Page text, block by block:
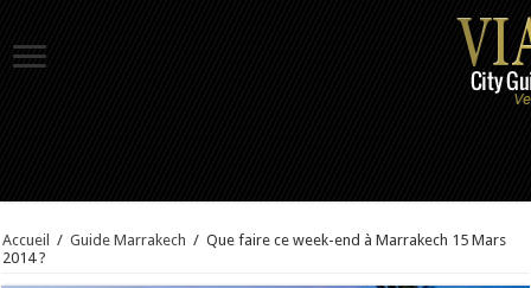
Accueil / Guide Marrakech / Que faire ce week-end à Marrakech 15 Mars
2014 ?